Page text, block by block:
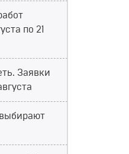
по 21
Заявки